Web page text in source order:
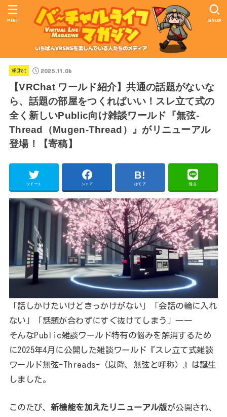
SEARCH
MENU
VRChat 2025.11.06
【VRChat ワールド紹介】共通の話題がないな
ら、話題の部屋をつくればいい！スレ立て式の
全く新しいPublic向け雑談ワールド『無弦-
Thread（Mugen-Thread）』がリニューアル
登場！【寄稿】
ツイート シェア はてブ 送る
「話しかけたいけどきっかけがない」「会話の輪に入れ
ない」「話題が合わずにすぐ抜けてしまう」――
そんなPublic雑談ワールド特有の悩みを解消するため
に2025年4月に公開した雑談ワールド『スレ立て式雑談
ワールド無弦-Threads-（以降、無弦と呼称）』は誕生
しました。
このたび、 新機能を加えたリニューアル版が公開され、